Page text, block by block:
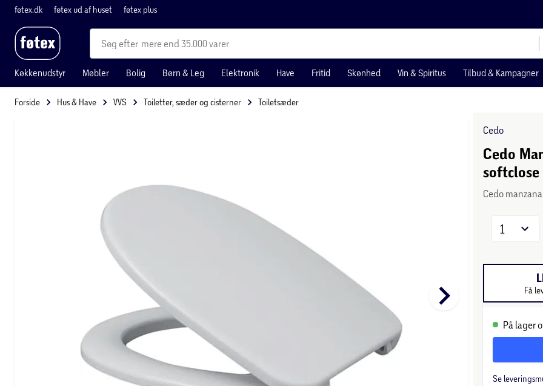
føtex.dk føtex ud af huset føtex plus
mere end 35.000 varer
Køkkenudstyr Møbler Bolig Børn & Leg Elektronik Have Fritid Skønhed Vin & Spiritus Tilbud & Kampagner
Forside Hus & Have VVS Toiletter, sæder og cisterner Toiletsæder
keyboard_arrow_right
Cedo
Cedo
softclose
Cedo
1
Få
På lager
Se